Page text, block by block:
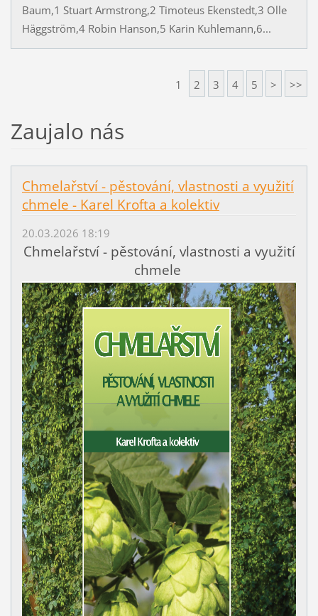
Baum,1 Stuart Armstrong,2 Timoteus Ekenstedt,3 Olle
Häggström,4 Robin Hanson,5 Karin Kuhlemann,6...
1 2 3 4 5 > >>
Zaujalo nás
Chmelařství - pěstování, vlastnosti a využití
chmele - Karel Krofta a kolektiv
20.03.2026 18:19
Chmelařství - pěstování, vlastnosti a využití
chmele